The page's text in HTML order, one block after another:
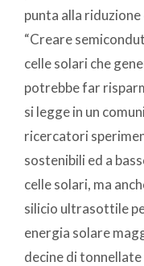
punta alla
“Creare
celle solari che
potrebbe far
si legge in un
ricercatori
sostenibili ed a
celle solari, ma
silicio ultrasottile
energia solare
decine di